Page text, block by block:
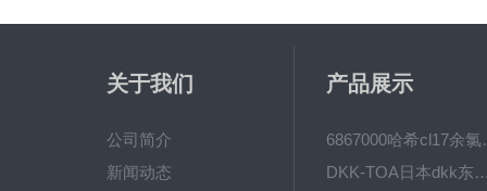
关于我们
公司简介
新闻动态
产品展示
6867000
DKK-TOA日本dkk东亚电